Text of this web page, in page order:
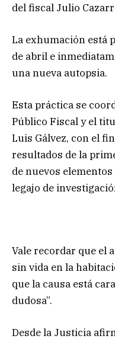
del fiscal Julio
La exhumación está
de abril e
una nueva autopsia.
Esta práctica se
Público Fiscal y el
Luis Gálvez, con el
resultados de la
de nuevos
legajo de
Vale recordar que el
sin vida en la
que la causa está
dudosa”.
Desde la Justicia